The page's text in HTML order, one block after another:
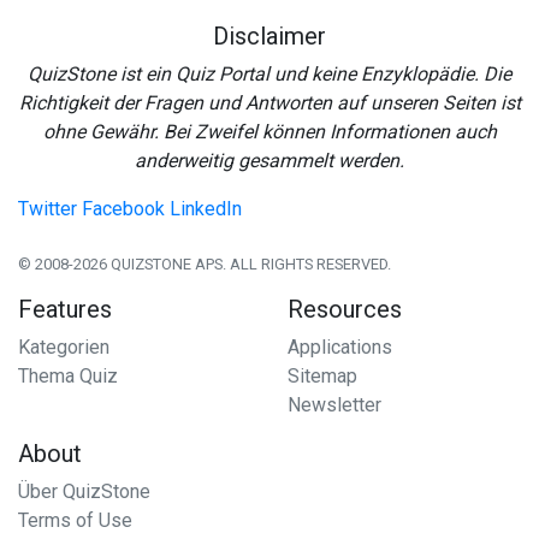
Disclaimer
QuizStone ist ein Quiz Portal und keine Enzyklopädie. Die
Richtigkeit der Fragen und Antworten auf unseren Seiten ist
ohne Gewähr. Bei Zweifel können Informationen auch
anderweitig gesammelt werden.
Twitter Facebook LinkedIn
© 2008-2026 QUIZSTONE APS. ALL RIGHTS RESERVED.
Features
Kategorien
Thema Quiz
Resources
Applications
Sitemap
Newsletter
About
Über QuizStone
Terms of Use